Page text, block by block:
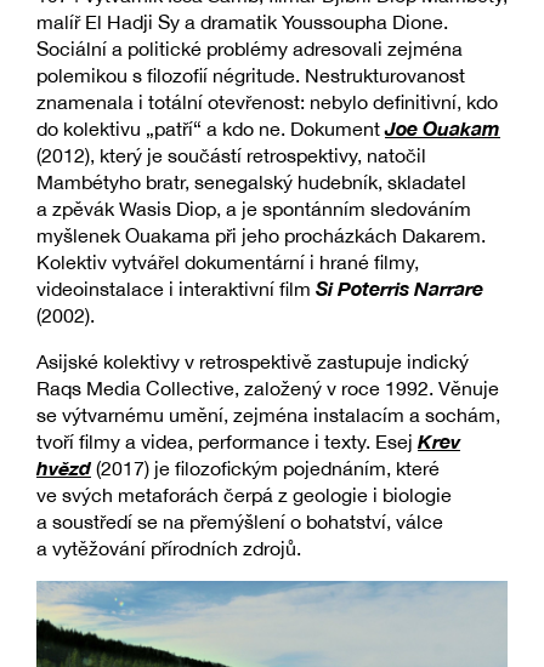
malíř El Hadji Sy a dramatik Youssoupha Dione.
Sociální a politické problémy adresovali zejména
polemikou s filozofií négritude. Nestrukturovanost
znamenala i totální otevřenost: nebylo definitivní, kdo
do kolektivu „patří“ a kdo ne. DokumentJoe Ouakam
(2012), který je součástí retrospektivy, natočil
Mambétyho bratr, senegalský hudebník, skladatel
a zpěvák Wasis Diop, a je spontánním sledováním
myšlenek Ouakama při jeho procházkách Dakarem.
Kolektiv vytvářel dokumentární i hrané filmy,
videoinstalace i interaktivní film Si Poterris Narrare
(2002).
Asijské kolektivy v retrospektivě zastupuje indický
Raqs Media Collective, založený v roce 1992. Věnuje
se výtvarnému umění, zejména instalacím a sochám,
tvoří filmy a videa, performance i texty. Esej Krev
hvězd (2017) je filozofickým pojednáním, které
ve svých metaforách čerpá z geologie i biologie
a soustředí se na přemýšlení o bohatství, válce
a vytěžování přírodních zdrojů.